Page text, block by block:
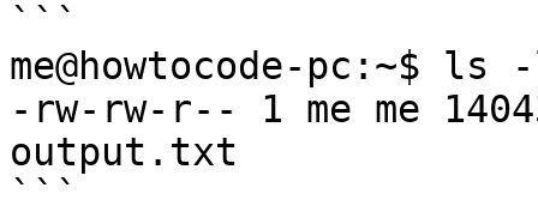
```
me@howtocode-
-rw-rw-r-- 1 me me
output.txt
```